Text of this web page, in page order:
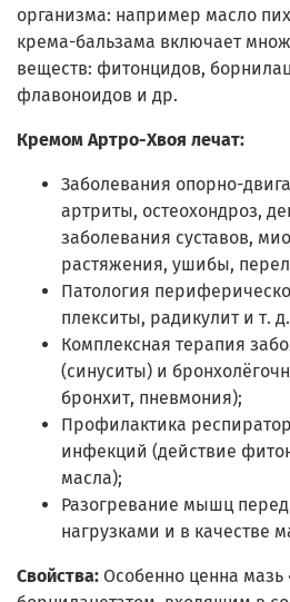
организма: например масло
крема-бальзама включает
веществ: фитонцидов,
флавоноидов и др.
Кремом Артро-Хвоя лечат:
Заболевания опорно-
артриты, остеохондроз,
заболевания суставов,
растяжения, ушибы,
Патология
плекситы, радикулит и т. д.
Комплексная терапия
(синуситы) и
бронхит, пневмония);
Профилактика
инфекций (действие
масла);
Разогревание мышц
нагрузками и в качестве
Свойства: Особенно ценна мазь